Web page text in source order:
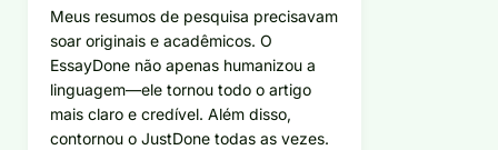
Meus resumos de pesquisa precisavam
soar originais e acadêmicos. O
EssayDone não apenas humanizou a
linguagem—ele tornou todo o artigo
mais claro e credível. Além disso,
contornou o JustDone todas as vezes.